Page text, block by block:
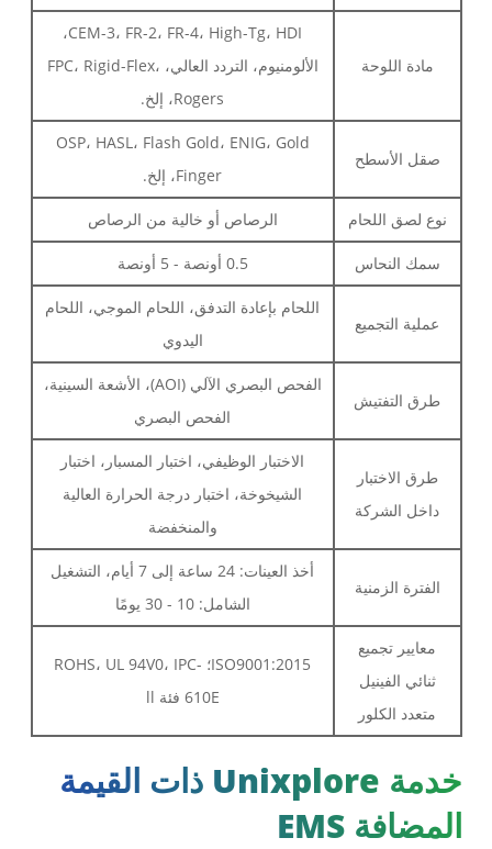
مادة اللوحة
CEM-3، FR-2، FR-4، High-Tg، HDI،
الألومنيوم، التردد العالي، FPC، Rigid-Flex،
Rogers، إلخ.
صقل الأسطح
OSP، HASL، Flash Gold، ENIG، Gold
Finger، إلخ.
نوع لصق اللحام الرصاص أو خالية من الرصاص
سمك النحاس 0.5 أونصة - 5 أونصة
عملية التجميع
اللحام بإعادة التدفق، اللحام الموجي، اللحام
اليدوي
طرق التفتيش
الفحص البصري الآلي (AOI)، الأشعة السينية،
الفحص البصري
طرق الاختبار
داخل الشركة
الاختبار الوظيفي، اختبار المسبار، اختبار
الشيخوخة، اختبار درجة الحرارة العالية
والمنخفضة
الفترة الزمنية
أخذ العينات: 24 ساعة إلى 7 أيام، التشغيل
الشامل: 10 - 30 يومًا
معايير تجميع
ثنائي الفينيل
متعدد الكلور
ISO9001:2015؛ ROHS، UL 94V0، IPC-
610E فئة ll
خدمة Unixplore ذات القيمة
المضافة EMS